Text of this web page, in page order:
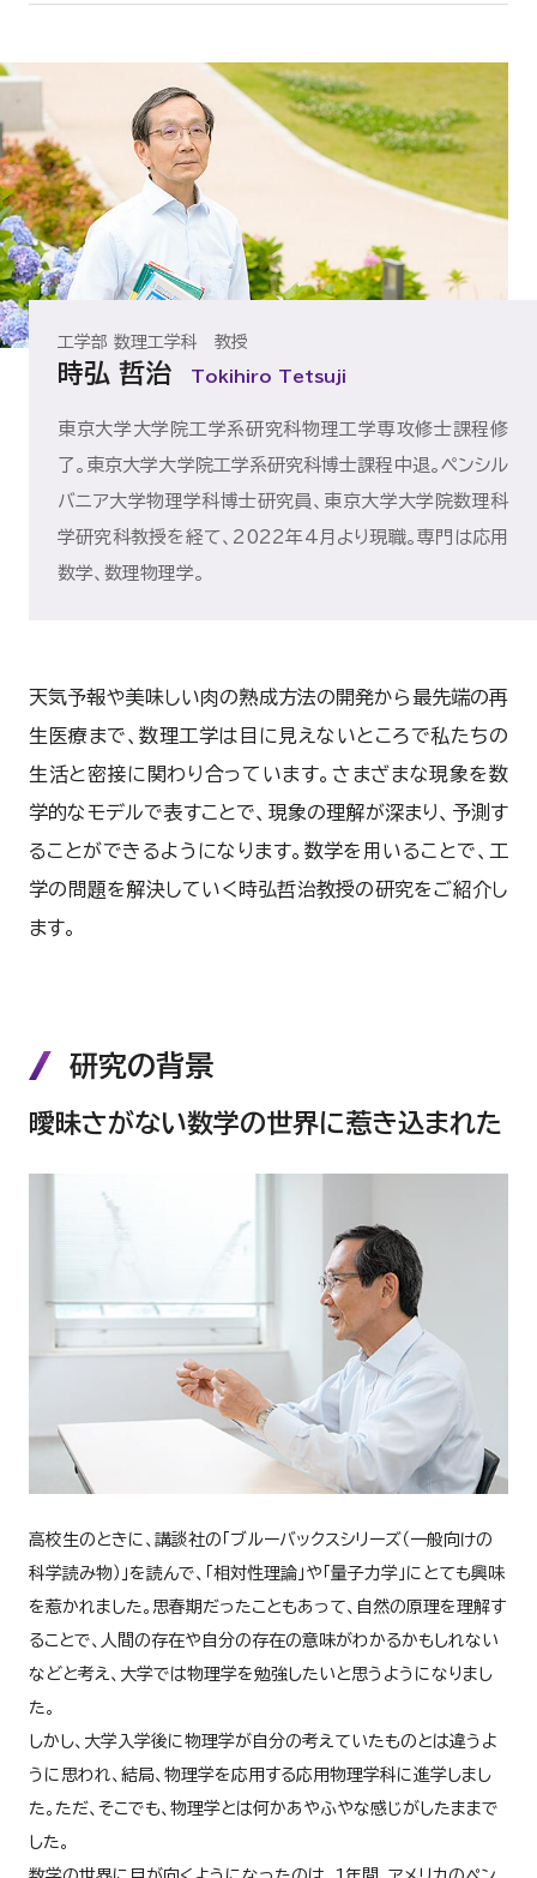
工学部 数理工学科 教授
時弘 哲治 Tokihiro Tetsuji
東京大学大学院工学系研究科物理工学専攻修士課程修
了。東京大学大学院工学系研究科博士課程中退。ペンシル
バニア大学物理学科博士研究員、東京大学大学院数理科
学研究科教授を経て、2022年4月より現職。専門は応用
数学、数理物理学。
天気予報や美味しい肉の熟成方法の開発から最先端の再
生医療まで、数理工学は目に見えないところで私たちの
生活と密接に関わり合っています。さまざまな現象を数
学的なモデルで表すことで、現象の理解が深まり、予測す
ることができるようになります。数学を用いることで、工
学の問題を解決していく時弘哲治教授の研究をご紹介し
ます。
研究の背景
曖昧さがない数学の世界に惹き込まれた
高校生のときに、講談社の「ブルーバックスシリーズ（一般向けの
科学読み物）」を読んで、「相対性理論」や「量子力学」にとても興味
を惹かれました。思春期だったこともあって、自然の原理を理解す
ることで、人間の存在や自分の存在の意味がわかるかもしれない
などと考え、大学では物理学を勉強したいと思うようになりまし
た。
しかし、大学入学後に物理学が自分の考えていたものとは違うよ
うに思われ、結局、物理学を応用する応用物理学科に進学しまし
た。ただ、そこでも、物理学とは何かあやふやな感じがしたままで
した。
看護学研究所
教養教育リサーチセンター
国際総合研究所